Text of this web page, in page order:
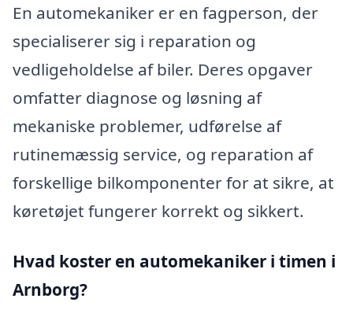
En automekaniker er en fagperson, der
specialiserer sig i reparation og
vedligeholdelse af biler. Deres opgaver
omfatter diagnose og løsning af
mekaniske problemer, udførelse af
rutinemæssig service, og reparation af
forskellige bilkomponenter for at sikre, at
køretøjet fungerer korrekt og sikkert.
Hvad koster en automekaniker i timen i
Arnborg?